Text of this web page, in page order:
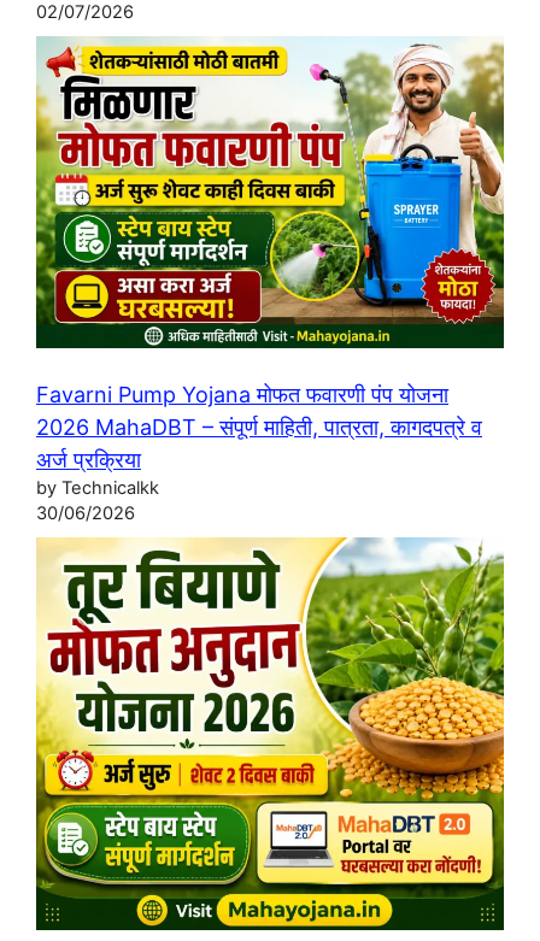
02/07/2026
Favarni Pump Yojana मोफत फवारणी पंप योजना
2026 MahaDBT – संपूर्ण माहिती, पात्रता, कागदपत्रे व
अर्ज प्रक्रिया
by Technicalkk
30/06/2026